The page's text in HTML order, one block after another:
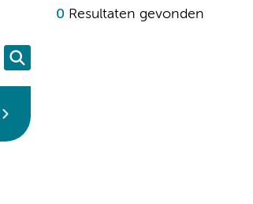
0 Resultaten gevonden